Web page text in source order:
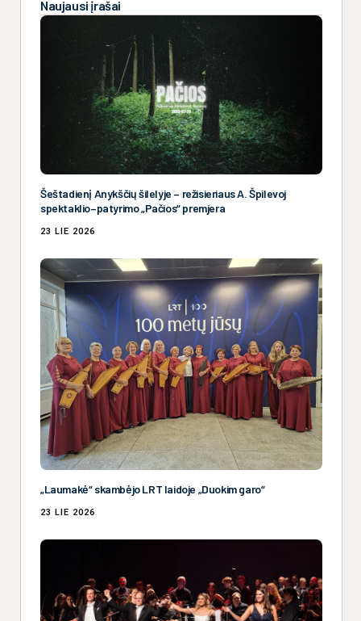
Naujausi įrašai
Šeštadienį Anykščių šilelyje – režisieriaus A. Špilevoj
spektaklio–patyrimo „Pačios“ premjera
23 LIE 2026
„Laumakė“ skambėjo LRT laidoje „Duokim garo“
23 LIE 2026